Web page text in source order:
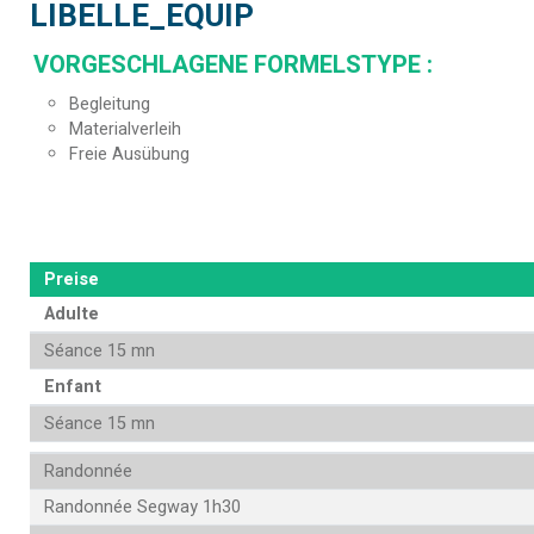
LIBELLE_EQUIP
VORGESCHLAGENE FORMELSTYPE :
Begleitung
Materialverleih
Freie Ausübung
Preise
Adulte
Séance 15 mn
Enfant
Séance 15 mn
Randonnée
Randonnée Segway 1h30